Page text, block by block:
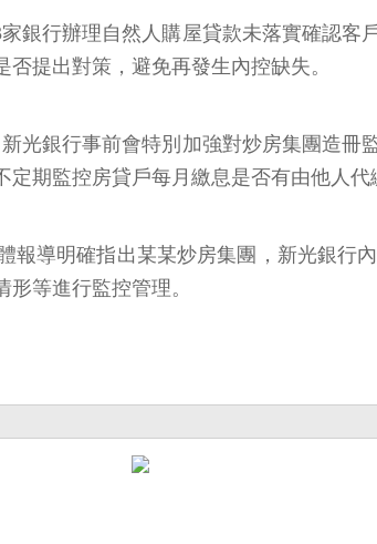
銀行辦理自然人購屋貸款未落實確認客
提出對策，避免再發生內控缺失。
光銀行事前會特別加強對炒房集團造
期監控房貸戶每月繳息是否有由他人代
導明確指出某某炒房集團，新光銀行
等進行監控管理。